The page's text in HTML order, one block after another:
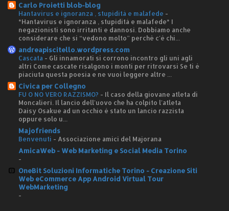
Carlo Proietti blob-blog
Hantavirus e ignoranza , stupidità e malafede -
*Hantavirus e ignoranza , stupidità e malafede* I
negazionisti sono irritanti e dannosi. Dobbiamo anche
considerare che si “vedono molto” perché c'è chi...
andreapiscitello.wordpress.com
Cascata - Gli innamorati si corrono incontro gli uni agli
altri Come cascate risalgono i monti per ritrovarsi Se ti è
piaciuta questa poesia e ne vuoi leggere altre ...
Civica per Collegno
FU O NO VERO RAZZISMO? - Il caso della giovane atleta di
Moncalieri. Il lancio dell'uovo che ha colpito l'atleta
Daisy Osakue ad un occhio è stato un lancio razzista
oppure solo u...
Majofriends
Benvenuti - Associazione amici del Majorana
AmicaWeb - Web Marketing e Social Media Torino
-
OneBit Soluzioni Informatiche Torino - Creazione Siti
Web eCommerce App Android Virtual Tour
WebMarketing
-